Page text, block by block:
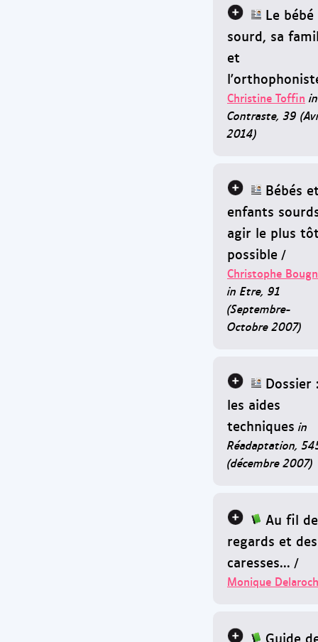
Le bébé
sourd, sa
et
Christine Toffin in
Contraste, 39
2014)
Bébés
enfants
agir le plus
possible /
Christophe
in Etre, 91
(Septembre-
Octobre 2007)
Dossier
les aides
techniques in
Réadaptation,
(décembre 2007)
Au fil
regards et des
caresses... /
Monique
Guide